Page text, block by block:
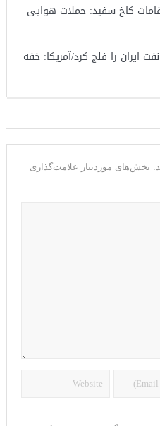
کاخ سفید: حملات هوایی
ایران را فلج کرد/آمریکا: خفه
بخش‌های موردنیاز علامت‌گذاری